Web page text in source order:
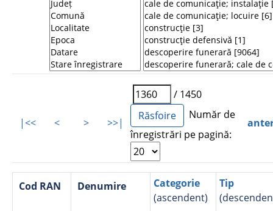
|<< < > >>|
/ 1450
Număr de
înregistrări pe pagină:
Cod RAN Denumire
Categorie
(ascendent)
Tip